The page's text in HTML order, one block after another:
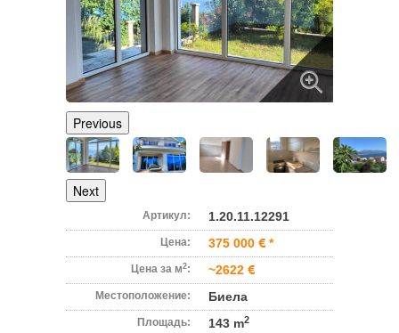
Previous
Next
Артикул: 1.20.11.12291
Цена: 375 000 *
Цена за м2: ~2622
Местоположение: Биела
Площадь: 143 m2